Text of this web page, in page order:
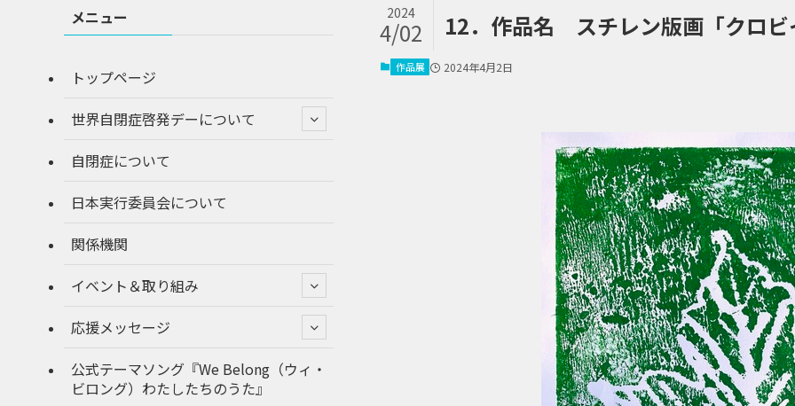
12．作品名 スチレン版画「クロビ
2024
4/02
作品展 2024年4月2日
メニュー
トップページ
世界自閉症啓発デーについて
自閉症について
日本実行委員会について
関係機関
イベント＆取り組み
応援メッセージ
公式テーマソング『We Belong（ウィ・
ビロング）わたしたちのうた』